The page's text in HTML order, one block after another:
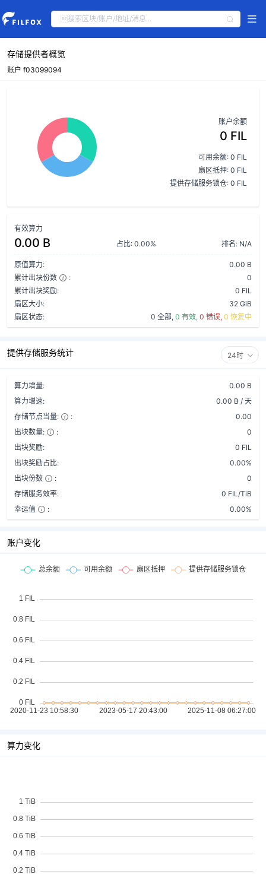
存储提供者概览
账户 f03099094
账户余额
0 FIL
可用余额: 0 FIL
扇区抵押: 0 FIL
提供存储服务锁仓: 0 FIL
有效算力
0.00 B 占比: 0.00% 排名: N/A
原值算力:
0.00 B
累计出块份数
:
0
累计出块奖励:
0 FIL
扇区大小:
32 GiB
扇区状态:
0 全部, 0 有效, 0 错误, 0 恢复中
提供存储服务统计 24时
算力增量:
0.00 B
算力增速:
0.00 B / 天
存储节点当量:
:
0.00
出块数量:
:
0
出块奖励:
0 FIL
出块奖励占比:
0.00%
出块份数
:
0
存储服务效率:
0 FIL/TiB
幸运值
: 0.00%
账户变化
算力变化